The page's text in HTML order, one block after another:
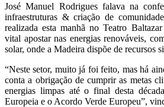
José Manuel Rodrigues falava na
infraestruturas & criação de
realizada esta manhã no Teatro
vital apostar nas energias renováveis,
solar, onde a Madeira dispõe de recursos
“Neste setor, muito já foi feito, mas há
conta a obrigação de cumprir as metas
energias limpas até o final desta
Europeia e o Acordo Verde Europeu”,